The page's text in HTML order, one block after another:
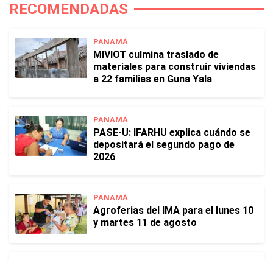
RECOMENDADAS
PANAMÁ
MIVIOT culmina traslado de
materiales para construir viviendas
a 22 familias en Guna Yala
PANAMÁ
PASE-U: IFARHU explica cuándo se
depositará el segundo pago de
2026
PANAMÁ
Agroferias del IMA para el lunes 10
y martes 11 de agosto